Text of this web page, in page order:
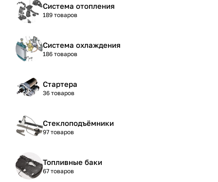
Система отопления
189 товаров
Система охлаждения
186 товаров
Стартера
36 товаров
Стеклоподъёмники
97 товаров
Топливные баки
67 товаров